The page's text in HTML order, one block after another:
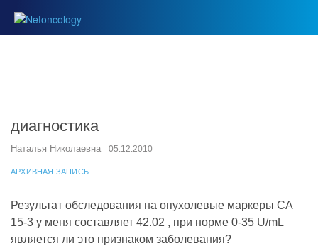
диагностика
Наталья Николаевна 05.12.2010
АРХИВНАЯ ЗАПИСЬ
Результат обследования на опухолевые маркеры СА
15-3 у меня составляет 42.02 , при норме 0-35 U/mL
является ли это признаком заболевания?